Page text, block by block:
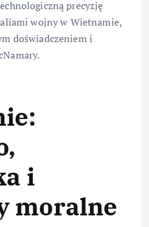
precyzję
wojny w Wietnamie,
doświadczeniem i
i
moralne